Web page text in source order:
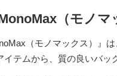
MonoMax（モノ
（モノマックス）』
イテムから、質の良いバッ